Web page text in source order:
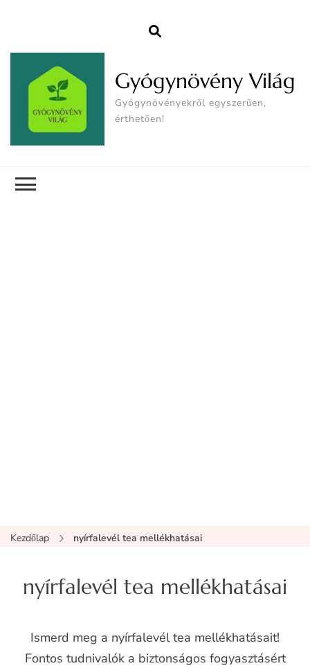
Gyógynövény Világ
Gyógynövényekről egyszerűen,
érthetően!
Kezdőlap nyírfalevél tea mellékhatásai
nyírfalevél tea mellékhatásai
Ismerd meg a nyírfalevél tea mellékhatásait!
Fontos tudnivalók a biztonságos fogyasztásért